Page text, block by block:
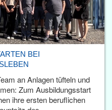
BEI
an Anlagen tüfteln und
Zum Ausbildungsstart
ihre ersten beruflichen